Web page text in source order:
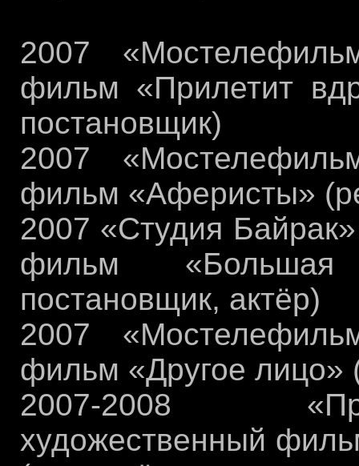
2007
фильм «Прилетит
постановщик)
2007
фильм «Аферисты»
2007 «Студия
фильм «Большая
постановщик, актёр)
2007
фильм «Другое лицо»
2007-2008
художественный